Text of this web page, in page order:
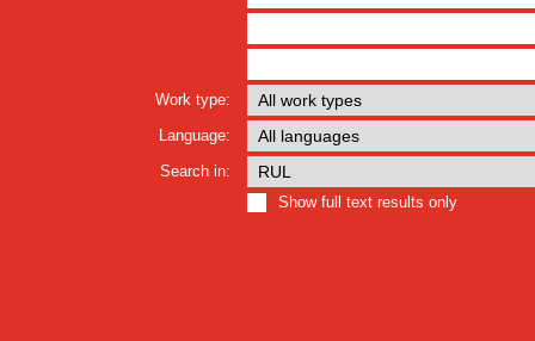
Work type:
Language:
Search in:
Show full text results only